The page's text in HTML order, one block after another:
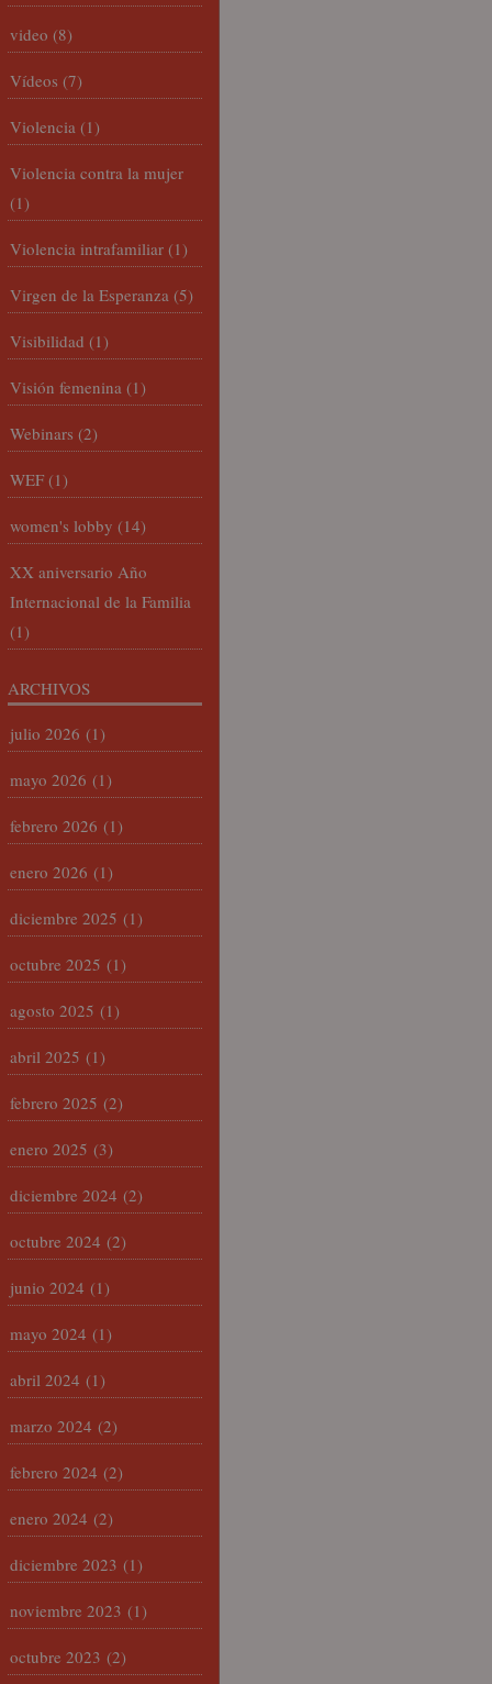
video (8)
Vídeos (7)
Violencia (1)
Violencia contra la mujer
(1)
Violencia intrafamiliar (1)
Virgen de la Esperanza (5)
Visibilidad (1)
Visión femenina (1)
Webinars (2)
WEF (1)
women's lobby (14)
XX aniversario Año
Internacional de la Familia
(1)
ARCHIVOS
julio 2026 (1)
mayo 2026 (1)
febrero 2026 (1)
enero 2026 (1)
diciembre 2025 (1)
octubre 2025 (1)
agosto 2025 (1)
abril 2025 (1)
febrero 2025 (2)
enero 2025 (3)
diciembre 2024 (2)
octubre 2024 (2)
junio 2024 (1)
mayo 2024 (1)
abril 2024 (1)
marzo 2024 (2)
febrero 2024 (2)
enero 2024 (2)
diciembre 2023 (1)
noviembre 2023 (1)
octubre 2023 (2)